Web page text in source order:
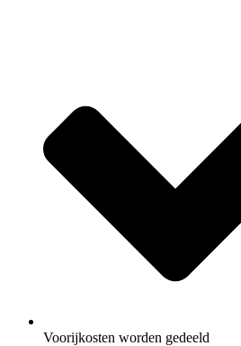
Voorijkosten worden gedeeld